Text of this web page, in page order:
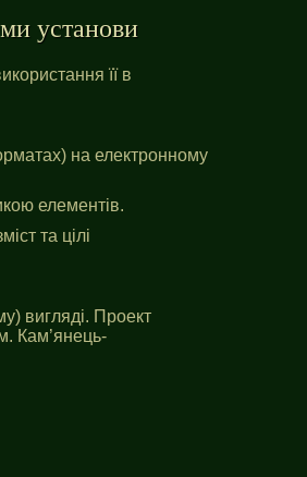
установи
її в
на електронному
елементів.
та цілі
вигляді. Проект
Кам’янець-